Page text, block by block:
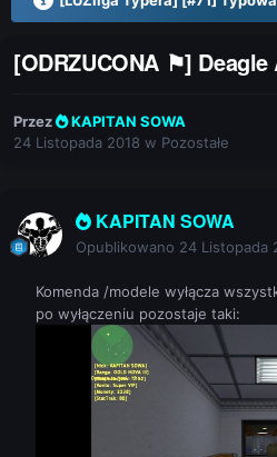
[ODRZUCONA ⚑] Deagle
Przez
KAPITAN SOWA
24 Listopada 2018 w Pozostałe
KAPITAN SOWA
Opublikowano 24 Listopada
Komenda /modele wyłącza
po wyłączeniu pozostaje taki: